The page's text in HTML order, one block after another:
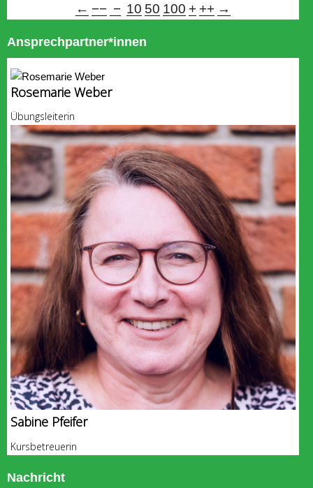
← −− − 10 50 100 + ++ →
Ansprechpartner*innen
Rosemarie Weber
Übungsleiterin
Sabine Pfeifer
Kursbetreuerin
Nachricht